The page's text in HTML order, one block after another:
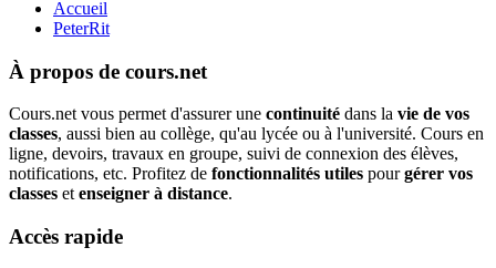
Accueil
PeterRit
À propos de cours.net
Cours.net vous permet d'assurer une continuité dans la vie de vos
classes, aussi bien au collège, qu'au lycée ou à l'université. Cours en
ligne, devoirs, travaux en groupe, suivi de connexion des élèves,
notifications, etc. Profitez de fonctionnalités utiles pourgérer vos
classes etenseigner à distance.
Accès rapide